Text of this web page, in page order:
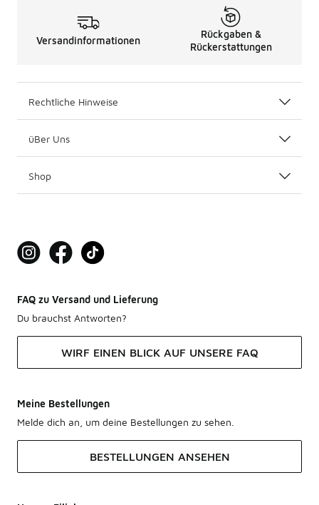
Versandinformationen
Rückgaben &
Rückerstattungen
Rechtliche Hinweise
üBer Uns
Shop
FAQ zu Versand und Lieferung
Du brauchst Antworten?
WIRF EINEN BLICK AUF UNSERE FAQ
Meine Bestellungen
Melde dich an, um deine Bestellungen zu sehen.
BESTELLUNGEN ANSEHEN